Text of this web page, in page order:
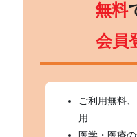
無料
会員
ご利用無料
用